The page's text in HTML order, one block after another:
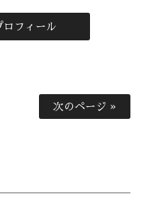
ロフィール
次のページ »